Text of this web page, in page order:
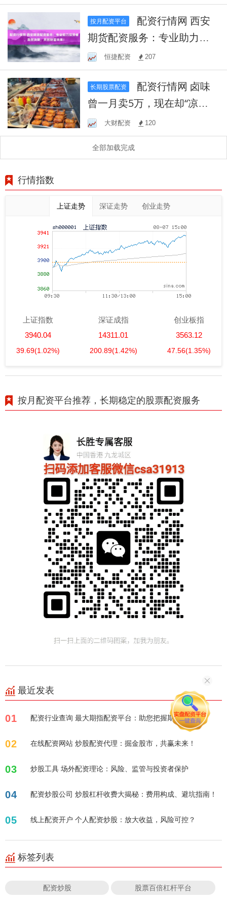
按月配资平台
期货配资服务：专业助力投
资者，高效决策，共创财富
未来！
恒捷配资 207
长期股票配资
曾一月卖5万，现在却“凉
凉”！你猜为啥1斤鲜牛肉卤出
2斤肉
大财配资 120
全部加载完成
行情指数
上证走势 深证走势 创业走势
上证指数
3940.04
39.69(1.02%)
深证成指
14311.01
200.89(1.42%)
创业板指
3563.12
47.56(1.35%)
按月配资平台推荐，长期稳定的股票配资服务
最近发表
01 配资行业查询 最大期指配资平台：助您把握期货良机
02 在线配资网站 炒股配资代理：掘金股市，共赢未来！
03 炒股工具 场外配资理论：风险、监管与投资者保护
04 配资炒股公司 炒股杠杆收费大揭秘：费用构成、避坑指南！
05 线上配资开户 个人配资炒股：放大收益，风险可控？
标签列表
配资炒股 股票百倍杠杆平台